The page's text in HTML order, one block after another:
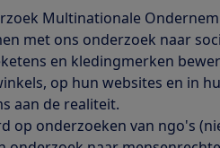
Multinationale
met ons onderzoek naar
en kledingmerken
op hun websites en in
aan de realiteit.
op onderzoeken van ngo's